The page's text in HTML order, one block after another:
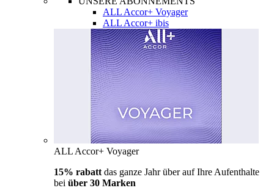
ALL Accor+ Voyager
ALL Accor+ ibis
ALL Accor+ Voyager
15% rabatt das ganze Jahr über auf Ihre Aufenthalte
bei über 30 Marken